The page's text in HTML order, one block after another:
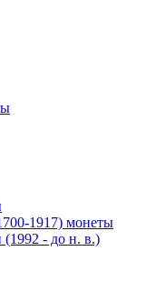
1917) монеты
(1992 - до н. в.)